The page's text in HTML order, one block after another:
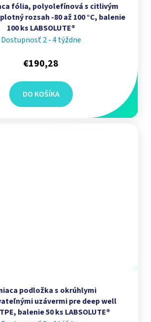
fólia, polyolefínová s citlivým
rozsah -80 až 100 °C, balenie
100 ks LABSOLUTE®
Dostupnosť 2 - 4 týždne
€190,28
DO KOŠÍKA
podložka s okrúhlymi
uzávermi pre deep well
balenie 50 ks LABSOLUTE®